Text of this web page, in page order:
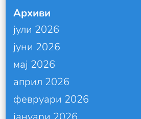
Архиви
јули 2026
јуни 2026
мај 2026
април 2026
февруари 2026